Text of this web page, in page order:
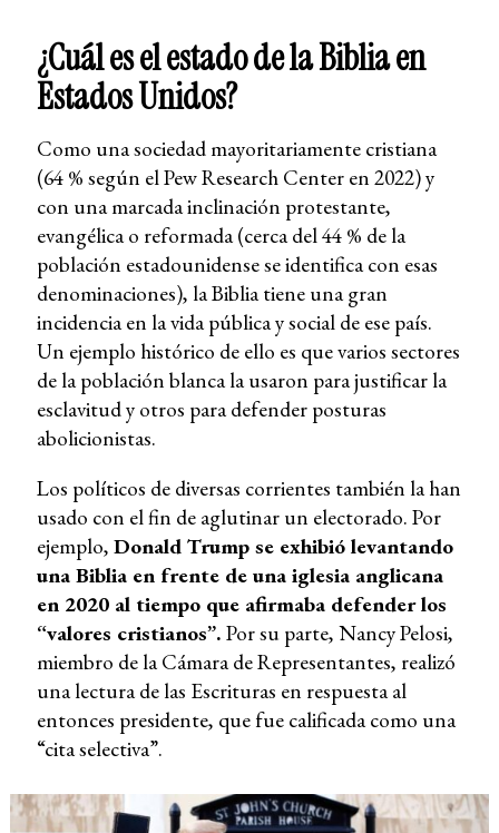
¿Cuál es el estado de la Biblia en
Estados Unidos?
Como una sociedad mayoritariamente cristiana
(64 % según el Pew Research Center en 2022) y
con una marcada inclinación protestante,
evangélica o reformada (cerca del 44 % de la
población estadounidense se identifica con esas
denominaciones), la Biblia tiene una gran
incidencia en la vida pública y social de ese país.
Un ejemplo histórico de ello es que varios sectores
de la población blanca la usaron para justificar la
esclavitud y otros para defender posturas
abolicionistas.
Los políticos de diversas corrientes también la han
usado con el fin de aglutinar un electorado. Por
ejemplo, Donald Trump se exhibió levantando
una Biblia en frente de una iglesia anglicana
en 2020 al tiempo que afirmaba defender los
“valores cristianos”. Por su parte, Nancy Pelosi,
miembro de la Cámara de Representantes, realizó
una lectura de las Escrituras en respuesta al
entonces presidente, que fue calificada como una
“cita selectiva”.